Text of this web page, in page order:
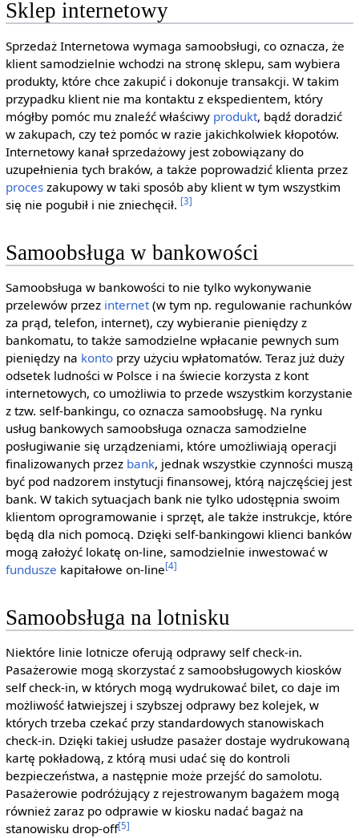
Sklep internetowy
Sprzedaż Internetowa wymaga samoobsługi, co oznacza, że
klient samodzielnie wchodzi na stronę sklepu, sam wybiera
produkty, które chce zakupić i dokonuje transakcji. W takim
przypadku klient nie ma kontaktu z ekspedientem, który
mógłby pomóc mu znaleźć właściwy produkt, bądź doradzić
w zakupach, czy też pomóc w razie jakichkolwiek kłopotów.
Internetowy kanał sprzedażowy jest zobowiązany do
uzupełnienia tych braków, a także poprowadzić klienta przez
proceszakupowy w taki sposób aby klient w tym wszystkim
się nie pogubił i nie zniechęcił. [3]
Samoobsługa w bankowości
Samoobsługa w bankowości to nie tylko wykonywanie
przelewów przez internet(w tym np. regulowanie rachunków
za prąd, telefon, internet), czy wybieranie pieniędzy z
bankomatu, to także samodzielne wpłacanie pewnych sum
pieniędzy na kontoprzy użyciu wpłatomatów. Teraz już duży
odsetek ludności w Polsce i na świecie korzysta z kont
internetowych, co umożliwia to przede wszystkim korzystanie
z tzw. self-bankingu, co oznacza samoobsługę. Na rynku
usług bankowych samoobsługa oznacza samodzielne
posługiwanie się urządzeniami, które umożliwiają operacji
finalizowanych przez bank, jednak wszystkie czynności muszą
być pod nadzorem instytucji finansowej, którą najczęściej jest
bank. W takich sytuacjach bank nie tylko udostępnia swoim
klientom oprogramowanie i sprzęt, ale także instrukcje, które
będą dla nich pomocą. Dzięki self-bankingowi klienci banków
mogą założyć lokatę on-line, samodzielnie inwestować w
fundusze kapitałowe on-line[4]
Samoobsługa na lotnisku
Niektóre linie lotnicze oferują odprawy self check-in.
Pasażerowie mogą skorzystać z samoobsługowych kiosków
self check-in, w których mogą wydrukować bilet, co daje im
możliwość łatwiejszej i szybszej odprawy bez kolejek, w
których trzeba czekać przy standardowych stanowiskach
check-in. Dzięki takiej usłudze pasażer dostaje wydrukowaną
kartę pokładową, z którą musi udać się do kontroli
bezpieczeństwa, a następnie może przejść do samolotu.
Pasażerowie podróżujący z rejestrowanym bagażem mogą
również zaraz po odprawie w kiosku nadać bagaż na
stanowisku drop-off[5]